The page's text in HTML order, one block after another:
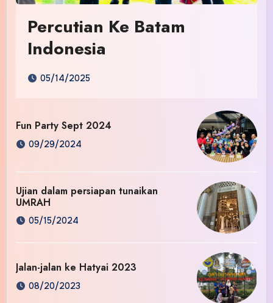
Percutian Ke Batam
Indonesia
05/14/2025
Fun Party Sept 2024
09/29/2024
Ujian dalam persiapan tunaikan
UMRAH
05/15/2024
Jalan-jalan ke Hatyai 2023
08/20/2023